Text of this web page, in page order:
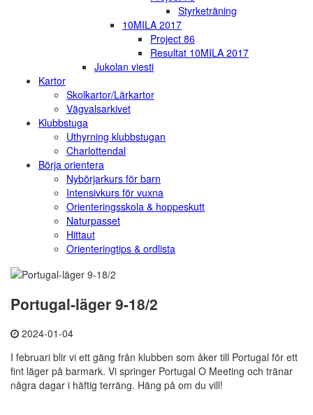
Styrketräning
10MILA 2017
Project 86
Resultat 10MILA 2017
Jukolan viesti
Kartor
Skolkartor/Lärkartor
Vägvalsarkivet
Klubbstuga
Uthyrning klubbstugan
Charlottendal
Börja orientera
Nybörjarkurs för barn
Intensivkurs för vuxna
Orienteringsskola & hoppeskutt
Naturpasset
Hittaut
Orienteringtips & ordlista
Portugal-läger 9-18/2
2024-01-04
I februari blir vi ett gäng från klubben som åker till Portugal för ett
fint läger på barmark. Vi springer Portugal O Meeting och tränar
några dagar i häftig terräng. Häng på om du vill!